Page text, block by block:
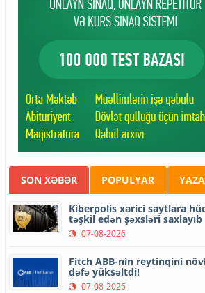
SON XƏBƏR POPULYAR
Kiberpolis xarici saytlara
təşkil edən şəxsləri saxlayıb
07-08-2026
Fitch ABB-nin reytinqini
dəfə yüksəltdi!
07-08-2026